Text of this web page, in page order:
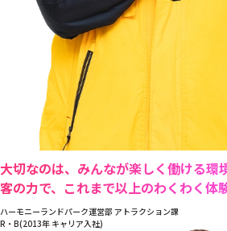
大切なのは、みんなが楽しく働ける環
客の力で、これまで以上のわくわく体
ハーモニーランドパーク運営部 アトラクション課
R・B(2013年 キャリア入社)